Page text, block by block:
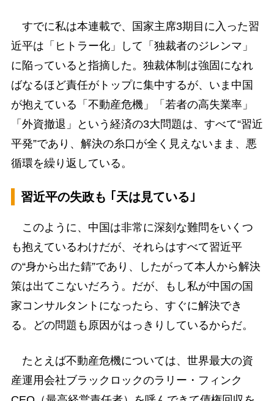
すでに私は本連載で、国家主席3期目に入った習
近平は「ヒトラー化」して「独裁者のジレンマ」
に陥っていると指摘した。独裁体制は強固になれ
ばなるほど責任がトップに集中するが、いま中国
が抱えている「不動産危機」「若者の高失業率」
「外資撤退」という経済の3大問題は、すべて“習近
平発”であり、解決の糸口が全く見えないまま、悪
循環を繰り返している。
習近平の失政も ｢天は見ている｣
このように、中国は非常に深刻な難問をいくつ
も抱えているわけだが、それらはすべて習近平
の“身から出た錆”であり、したがって本人から解決
策は出てこないだろう。だが、もし私が中国の国
家コンサルタントになったら、すぐに解決でき
る。どの問題も原因がはっきりしているからだ。
たとえば不動産危機については、世界最大の資
産運用会社ブラックロックのラリー・フィンク